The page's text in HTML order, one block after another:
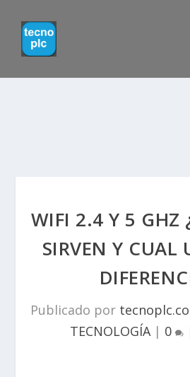
WIFI 2.4 Y 5 GHZ
SIRVEN Y CUAL
Publicado por
TECNOLOGÍA| 0